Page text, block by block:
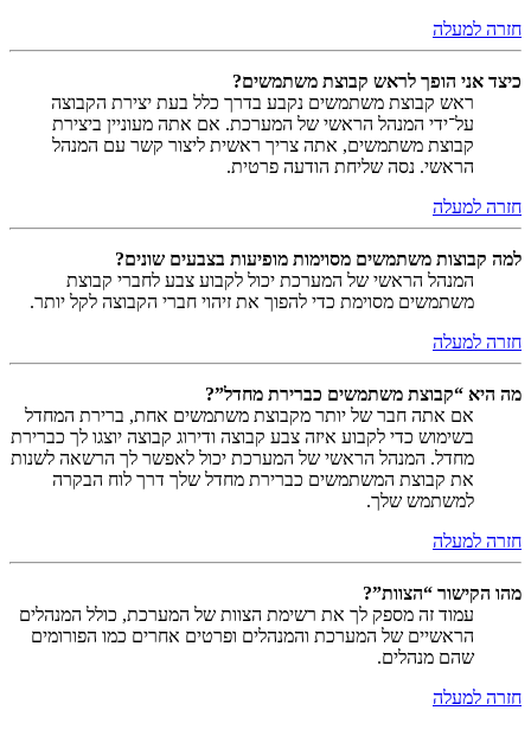
חזרה למעלה
כיצד אני הופך לראש קבוצת משתמשים?
ראש קבוצת משתמשים נקבע בדרך כלל בעת יצירת הקבוצה
על־ידי המנהל הראשי של המערכת. אם אתה מעוניין ביצירת
קבוצת משתמשים, אתה צריך ראשית ליצור קשר עם המנהל
הראשי. נסה שליחת הודעה פרטית.
חזרה למעלה
למה קבוצות משתמשים מסוימות מופיעות בצבעים שונים?
המנהל הראשי של המערכת יכול לקבוע צבע לחברי קבוצת
משתמשים מסוימת כדי להפוך את זיהוי חברי הקבוצה לקל יותר.
חזרה למעלה
מה היא “קבוצת משתמשים כברירת מחדל”?
אם אתה חבר של יותר מקבוצת משתמשים אחת, ברירת המחדל
בשימוש כדי לקבוע איזה צבע קבוצה ודירוג קבוצה יוצגו לך כברירת
מחדל. המנהל הראשי של המערכת יכול לאפשר לך הרשאה לשנות
את קבוצת המשתמשים כברירת מחדל שלך דרך לוח הבקרה
למשתמש שלך.
חזרה למעלה
מהו הקישור “הצוות”?
עמוד זה מספק לך את רשימת הצוות של המערכת, כולל המנהלים
הראשיים של המערכת והמנהלים ופרטים אחרים כמו הפורומים
שהם מנהלים.
חזרה למעלה